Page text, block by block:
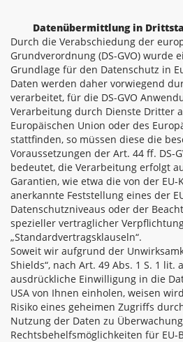
Datenübermittlung in
Durch die Verabschiedung der
Grundverordnung (DS-GVO) wurde
Grundlage für den Datenschutz in
Daten werden daher vorwiegend
verarbeitet, für die DS-GVO
Verarbeitung durch Dienste Dritter
Europäischen Union oder des
stattfinden, so müssen diese die
Voraussetzungen der Art. 44 ff. DS-
bedeutet, die Verarbeitung erfolgt
Garantien, wie etwa die von der
anerkannte Feststellung eines der
Datenschutzniveaus oder der
spezieller vertraglicher
„Standardvertragsklauseln“.
Soweit wir aufgrund der
Shields“, nach Art. 49 Abs. 1 S. 1 lit.
ausdrückliche Einwilligung in die
USA von Ihnen einholen, weisen
Risiko eines geheimen Zugriffs
Nutzung der Daten zu
Rechtsbehelfsmöglichkeiten für EU-